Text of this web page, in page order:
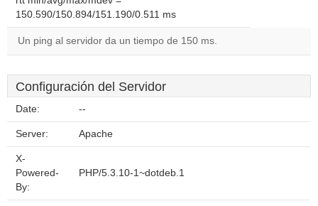
150.590/150.894/151.190/0.511 ms
Un ping al servidor da un tiempo de 150 ms.
Configuración del Servidor
Date: --
Server: Apache
X-
Powered-
By:
PHP/5.3.10-1~dotdeb.1